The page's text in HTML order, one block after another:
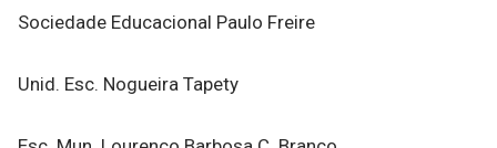
Sociedade Educacional Paulo Freire
Unid. Esc. Nogueira Tapety